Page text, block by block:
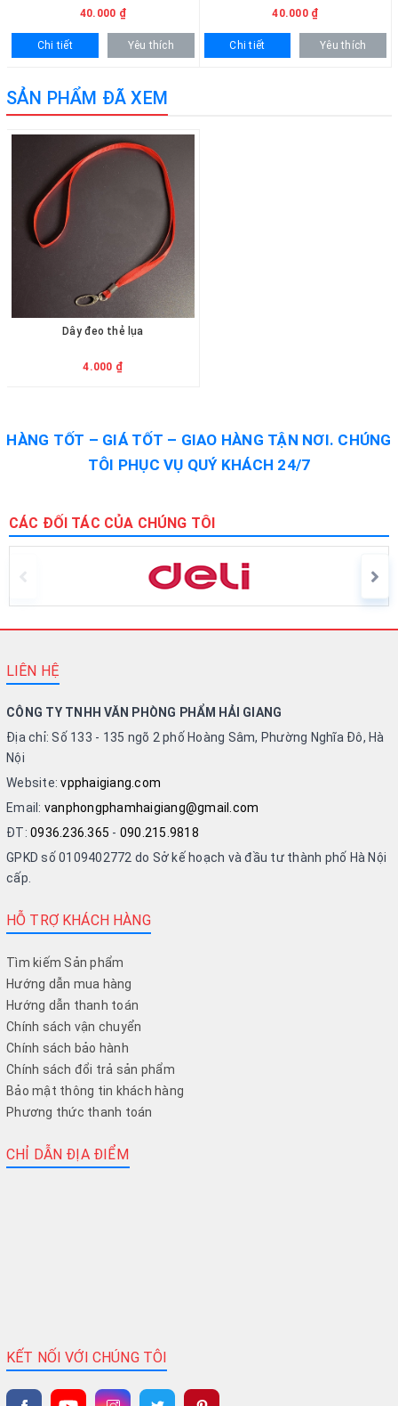
40.000 ₫
Chi tiết Yêu thích
40.000 ₫
Chi tiết Yêu thích
SẢN PHẨM ĐÃ XEM
Dây đeo thẻ lụa
4.000 ₫
HÀNG TỐT – GIÁ TỐT – GIAO HÀNG TẬN NƠI. CHÚNG
TÔI PHỤC VỤ QUÝ KHÁCH 24/7
CÁC ĐỐI TÁC CỦA CHÚNG TÔI
LIÊN HỆ
CÔNG TY TNHH VĂN PHÒNG PHẨM HẢI GIANG
Địa chỉ: Số 133 - 135 ngõ 2 phố Hoàng Sâm, Phường Nghĩa Đô, Hà
Nội
Website:vpphaigiang.com
Email: vanphongphamhaigiang@gmail.com
ĐT: 0936.236.365 - 090.215.9818
GPKD số 0109402772 do Sở kế hoạch và đầu tư thành phố Hà Nội
cấp.
HỖ TRỢ KHÁCH HÀNG
Tìm kiếm Sản phẩm
Hướng dẫn mua hàng
Hướng dẫn thanh toán
Chính sách vận chuyển
Chính sách bảo hành
Chính sách đổi trả sản phẩm
Bảo mật thông tin khách hàng
Phương thức thanh toán
CHỈ DẪN ĐỊA ĐIỂM
KẾT NỐI VỚI CHÚNG TÔI